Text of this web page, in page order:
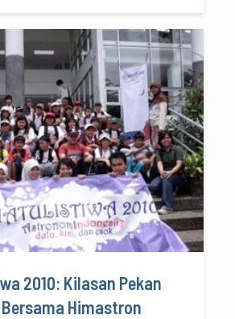
2010: Kilasan Pekan
Himastron